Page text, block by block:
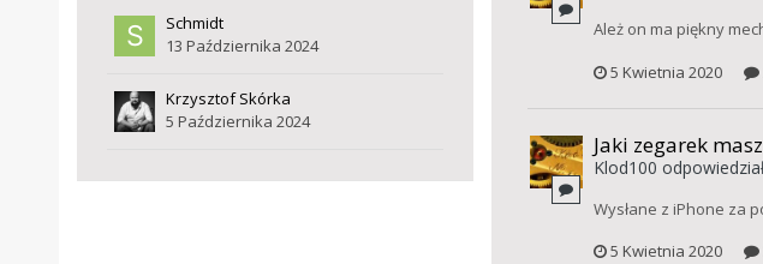
Schmidt
13 Października 2024
Krzysztof Skórka
5 Października 2024
Ależ on ma piękny
5 Kwietnia 2020
Jaki zegarek
Klod100
Wysłane z iPhone za
5 Kwietnia 2020